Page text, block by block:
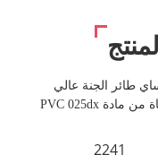
2241